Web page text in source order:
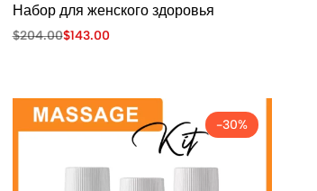
Набор для женского здоровья
$204.00$143.00
-30%